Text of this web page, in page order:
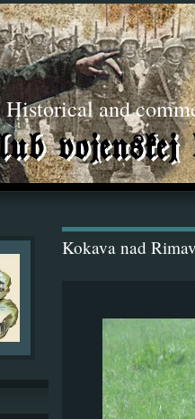
and
Kokava nad